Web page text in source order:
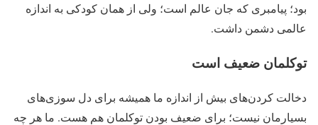
بود؛ پیامبری که جان عالم است؛ ولی از همان کودکی به اندازه
عالمی دشمن داشت.
توکلمان ضعیف است
دخالت کردن‌های بیش از اندازه ما همیشه برای دل سوزی‌های
بسیارمان نیست؛ برای ضعیف بودن توکلمان هم هست. ما هر چه